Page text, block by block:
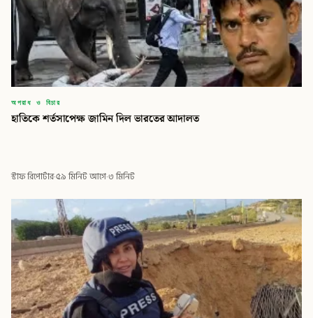
অপরাধ ও বিচার
হাতিকে শর্তসাপেক্ষ জামিন দিল ভারতের আদালত
স্টাফ রিপোর্টার·৫৯ মিনিট আগে·৩ মিনিট